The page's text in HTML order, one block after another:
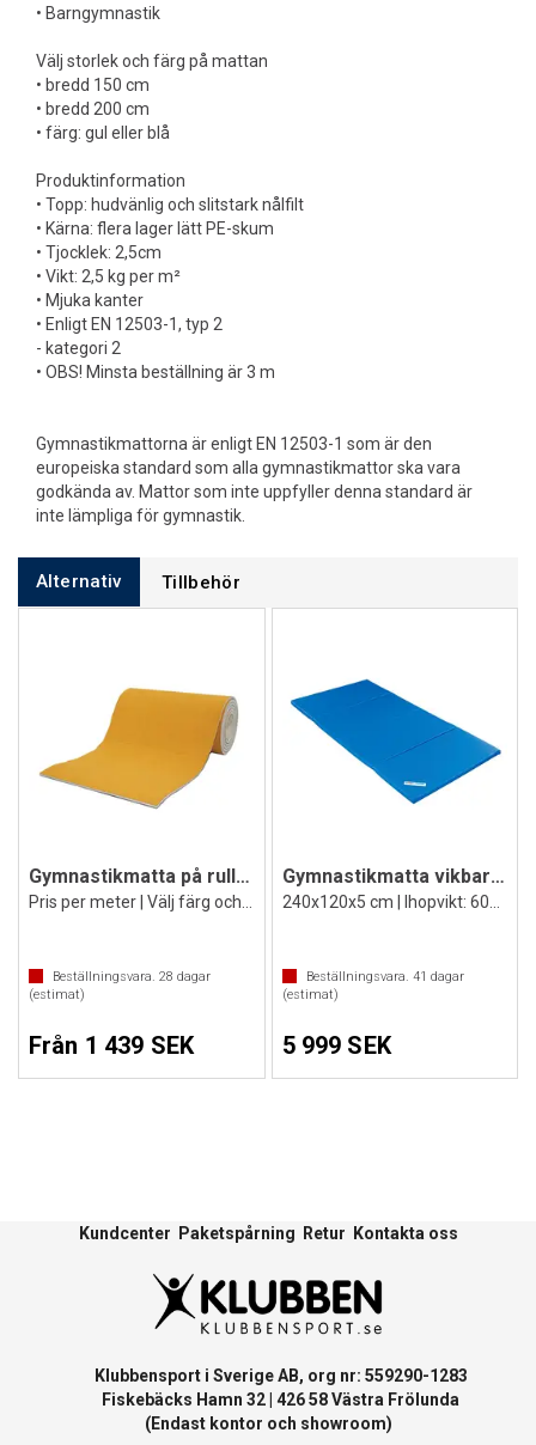
• Barngymnastik
Välj storlek och färg på mattan
• bredd 150 cm
• bredd 200 cm
• färg: gul eller blå
Produktinformation
• Topp: hudvänlig och slitstark nålfilt
• Kärna: flera lager lätt PE-skum
• Tjocklek: 2,5cm
• Vikt: 2,5 kg per m²
• Mjuka kanter
• Enligt EN 12503-1, typ 2
- kategori 2
• OBS! Minsta beställning är 3 m
Gymnastikmattorna är enligt EN 12503-1 som är den
europeiska standard som alla gymnastikmattor ska vara
godkända av. Mattor som inte uppfyller denna standard är
inte lämpliga för gymnastik.
Alternativ Tillbehör
Gymnastikmatta på rulle Super 2,5 cm
Beställningsvara. 28 dagar
(estimat)
Från 1 439 SEK
Gymnastikmatta vikbar 5 cm
Beställningsvara. 41 dagar
(estimat)
5 999 SEK
Kundcenter Paketspårning Retur Kontakta oss
Klubbensport i Sverige AB, org nr: 559290-1283
Fiskebäcks Hamn 32 | 426 58 Västra Frölunda
(Endast kontor och showroom)